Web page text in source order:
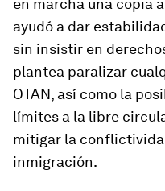
en marcha una copia
ayudó a dar
sin insistir en
plantea paralizar
OTAN, así como la
límites a la libre
mitigar la
inmigración.